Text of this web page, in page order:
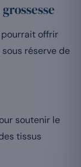
pourrait offrir
réserve de
soutenir le
tissus